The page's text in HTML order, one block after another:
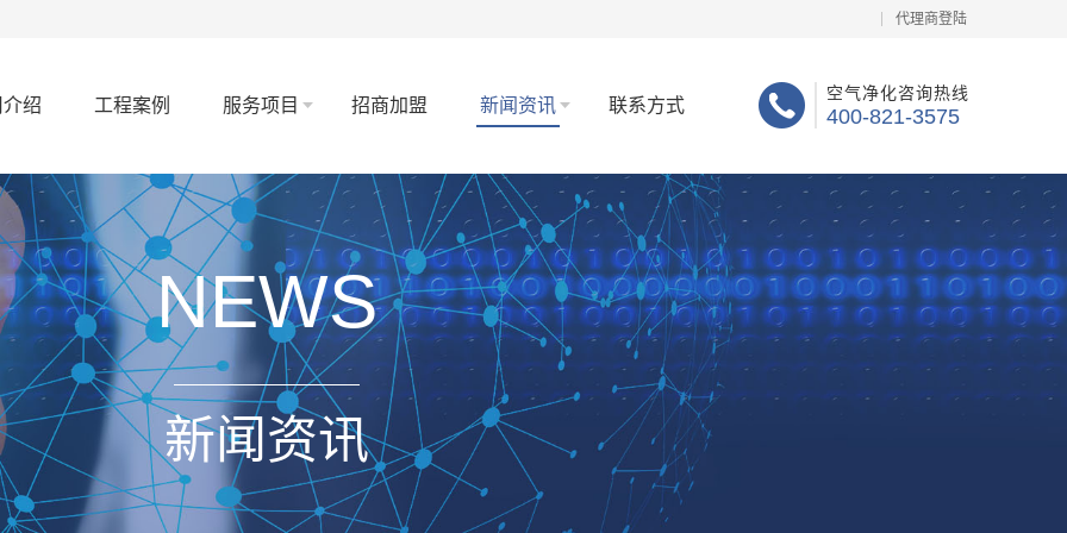
代理商登陆
空气净化咨询热线
400-821-3575
绍 工程案例 服务项目 招商加盟 新闻资讯 联系方式
NEWS
新闻资讯